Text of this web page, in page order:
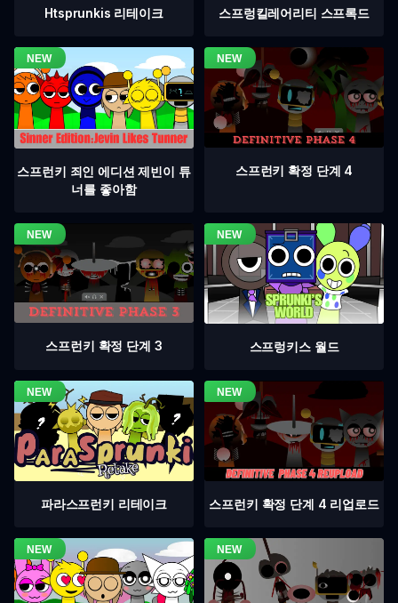
Htsprunkis 리테이크 스프렁킬레어리티 스프록드
스프런키 죄인 에디션 제빈이 튜
너를 좋아함
스프런키 확정 단계 4
스프런키 확정 단계 3 스프렁키스 월드
파라스프런키 리테이크 스프런키 확정 단계 4 리업로드